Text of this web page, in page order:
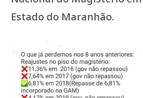
Estado do Maranhão.